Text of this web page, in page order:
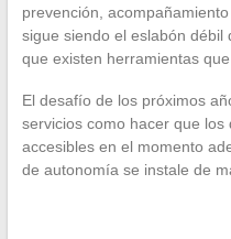
prevención,
sigue siendo el eslabón débil
que existen herramientas
El desafío de los próximos
servicios como hacer que los
accesibles en el momento
de autonomía se instale de